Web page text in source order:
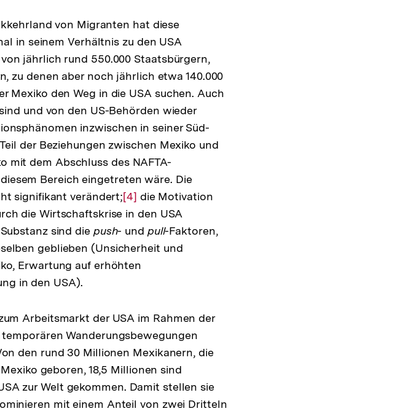
von Migranten hat diese
in seinem Verhältnis zu den USA
jährlich rund 550.000 Staatsbürgern,
zu denen aber noch jährlich etwa 140.000
Mexiko den Weg in die USA suchen. Auch
und von den US-Behörden wieder
inzwischen in seiner Süd-
der Beziehungen zwischen Mexiko und
mit dem Abschluss des NAFTA-
Bereich eingetreten wäre. Die
signifikant verändert;Zur
Auflösung
der
Fußnote
[4] die Motivation
die Wirtschaftskrise in den USA
sind die push- und pull-Faktoren,
geblieben (Unsicherheit und
Erwartung auf erhöhten
in den USA).
Arbeitsmarkt der USA im Rahmen der
Wanderungsbewegungen
den rund 30 Millionen Mexikanern, die
geboren, 18,5 Millionen sind
zur Welt gekommen. Damit stellen sie
mit einem Anteil von zwei Dritteln